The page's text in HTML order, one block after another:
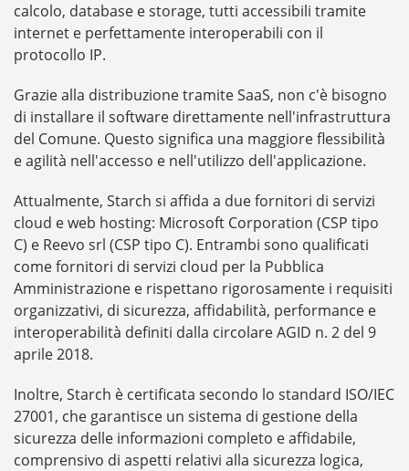
calcolo, database e storage, tutti accessibili tramite
internet e perfettamente interoperabili con il
protocollo IP.
Grazie alla distribuzione tramite SaaS, non c'è bisogno
di installare il software direttamente nell'infrastruttura
del Comune. Questo significa una maggiore flessibilità
e agilità nell'accesso e nell'utilizzo dell'applicazione.
Attualmente, Starch si affida a due fornitori di servizi
cloud e web hosting: Microsoft Corporation (CSP tipo
C) e Reevo srl (CSP tipo C). Entrambi sono qualificati
come fornitori di servizi cloud per la Pubblica
Amministrazione e rispettano rigorosamente i requisiti
organizzativi, di sicurezza, affidabilità, performance e
interoperabilità definiti dalla circolare AGID n. 2 del 9
aprile 2018.
Inoltre, Starch è certificata secondo lo standard ISO/IEC
27001, che garantisce un sistema di gestione della
sicurezza delle informazioni completo e affidabile,
comprensivo di aspetti relativi alla sicurezza logica,